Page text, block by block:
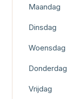
Maandag
Dinsdag
Woensdag
Donderdag
Vrijdag